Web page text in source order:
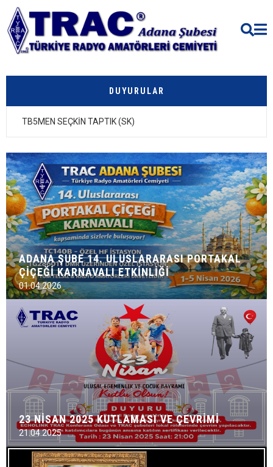
DUYURULAR
16. OLAĞAN GENEL KURUL TOPLANTISI
ADANA ŞUBE 14. ULUSLARARASI PORTAKAL
ÇİÇEĞİ KARNAVALI ETKİNLİĞİ
01.04.2026
23 NİSAN 2025 KUTLAMASI VE ÇEVRİMİ
21.04.2025